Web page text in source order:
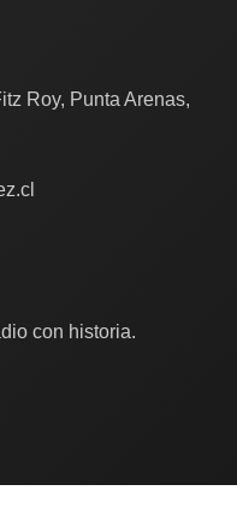
Roy, Punta Arenas,
con historia.